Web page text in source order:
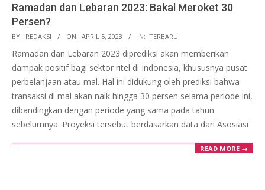
Ramadan dan Lebaran 2023: Bakal Meroket 30
Persen?
2023-
04-
05
BY: REDAKSI ON: APRIL 5, 2023 IN: TERBARU
Ramadan dan Lebaran 2023 diprediksi akan memberikan
dampak positif bagi sektor ritel di Indonesia, khususnya pusat
perbelanjaan atau mal. Hal ini didukung oleh prediksi bahwa
transaksi di mal akan naik hingga 30 persen selama periode ini,
dibandingkan dengan periode yang sama pada tahun
sebelumnya. Proyeksi tersebut berdasarkan data dari Asosiasi
READ MORE →